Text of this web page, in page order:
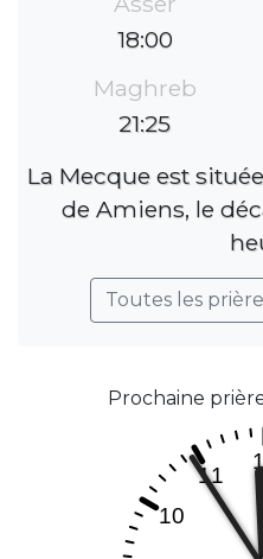
18:00
Maghreb
21:25
La Mecque est
de Amiens, le
Toutes les
Prochaine